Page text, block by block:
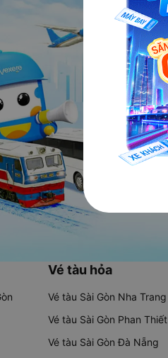
Vé tàu hỏa
Vé tàu Sài Gòn Nha Trang
Vé tàu Sài Gòn Phan Thiết
Vé tàu Sài Gòn Đà Nẵng